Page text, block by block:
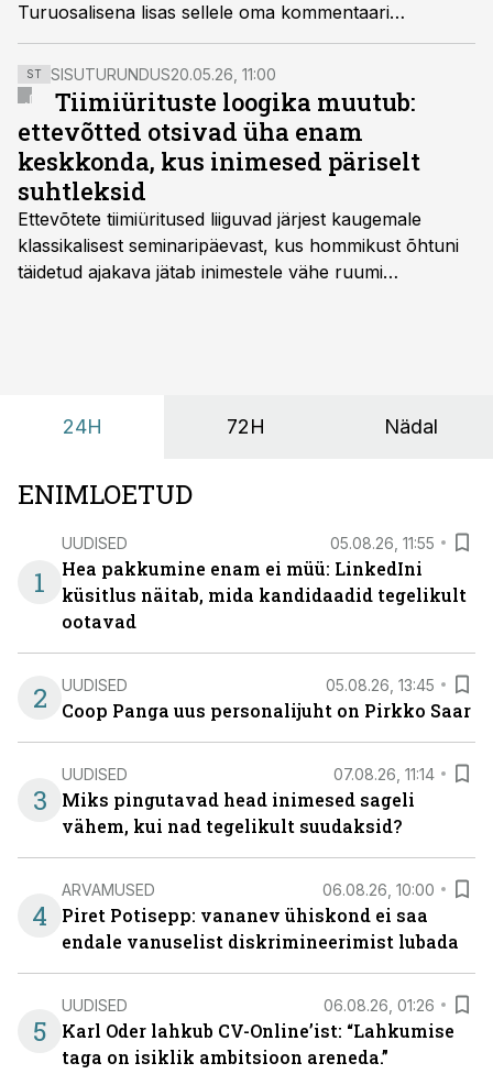
Turuosalisena lisas sellele oma kommentaari
värbamis- ja sihtotsingu ettevõtte CV Partner asutaja,
talendivärbamise juht ning sertifitseeritud
karjäärinõustaja Iren Tomski.
ST SISUTURUNDUS20.05.26, 11:00
Tiimiürituste loogika muutub:
ettevõtted otsivad üha enam
keskkonda, kus inimesed päriselt
suhtleksid
Ettevõtete tiimiüritused liiguvad järjest kaugemale
klassikalisest seminaripäevast, kus hommikust õhtuni
täidetud ajakava jätab inimestele vähe ruumi
24H 72H Nädal
ENIMLOETUD
1
UUDISED 05.08.26, 11:55
Hea pakkumine enam ei müü: LinkedIni
küsitlus näitab, mida kandidaadid tegelikult
ootavad
2 UUDISED 05.08.26, 13:45
Coop Panga uus personalijuht on Pirkko Saar
3
UUDISED 07.08.26, 11:14
Miks pingutavad head inimesed sageli
vähem, kui nad tegelikult suudaksid?
4
ARVAMUSED 06.08.26, 10:00
Piret Potisepp: vananev ühiskond ei saa
endale vanuselist diskrimineerimist lubada
5
UUDISED 06.08.26, 01:26
Karl Oder lahkub CV-Online’ist: “Lahkumise
taga on isiklik ambitsioon areneda.”